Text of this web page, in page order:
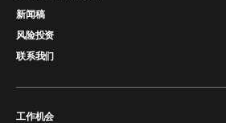
新闻稿
风险投资
联系我们
工作机会